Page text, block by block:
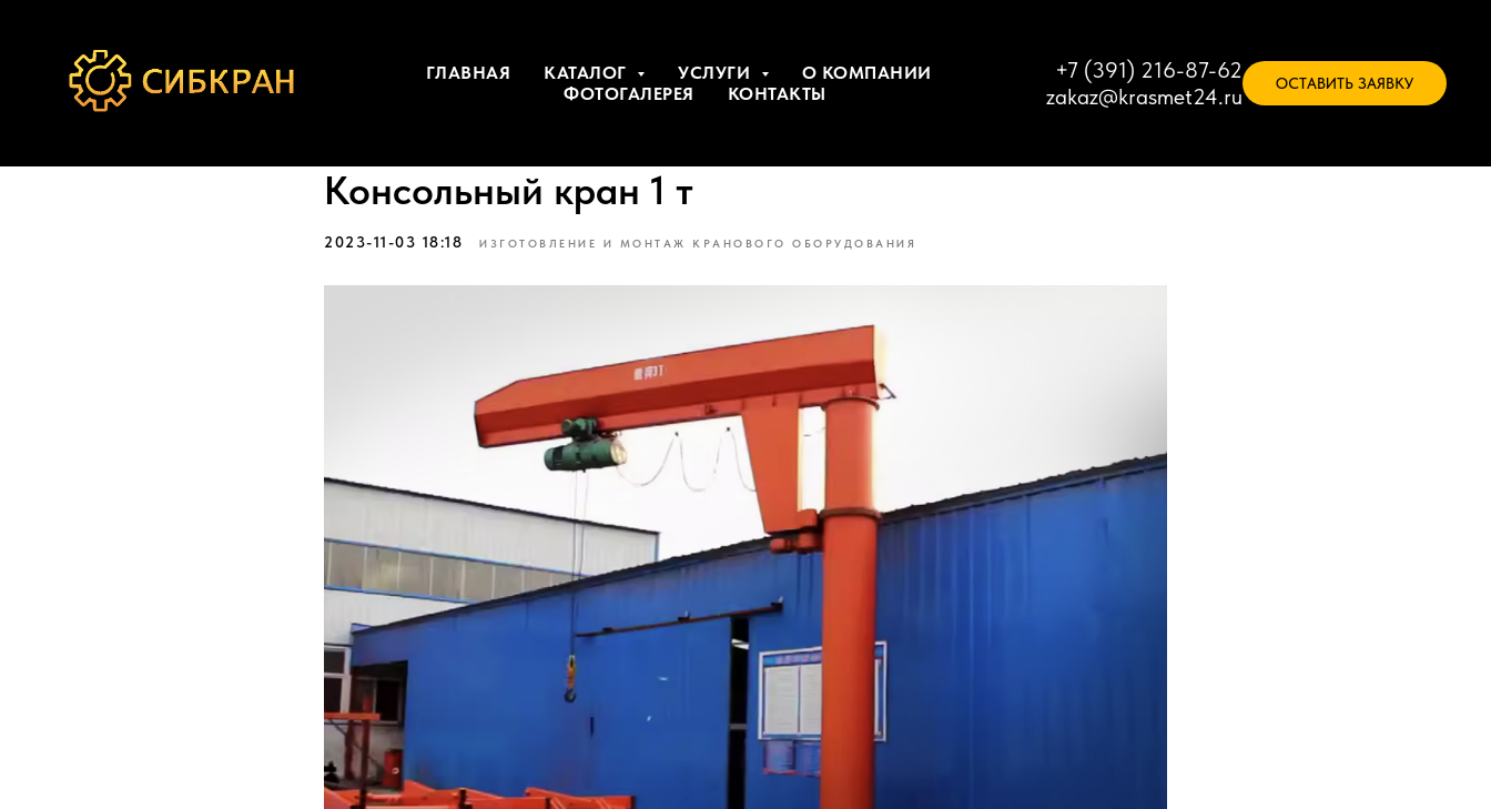
ГЛАВНАЯ КАТАЛОГ УСЛУГИ
О КОМПАНИИ
ФОТОГАЛЕРЕЯ
КОНТАКТЫ
+7 (391) 216-87-62
zakaz@krasmet24.ru
ОСТАВИТЬ ЗАЯВКУ
Консольный кран 1 т
2023-11-03 18:18 ИЗГОТОВЛЕНИЕ И МОНТАЖ КРАНОВОГО ОБОРУДОВАНИЯ